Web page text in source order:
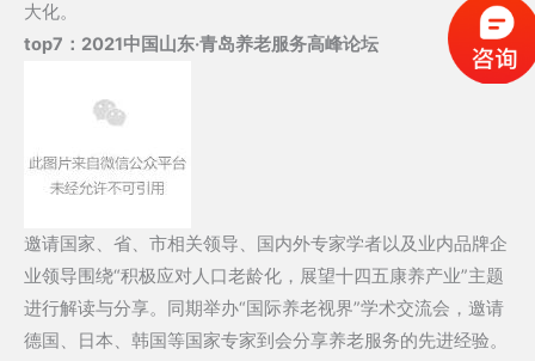
大化。
top7： 2021中国山东·青岛养老服务高峰论坛
邀请国家、省、市相关领导、国内外专家学者以及业内品牌企
业领导围绕“积极应对人口老龄化，展望十四五康养产业”主题
进行解读与分享。同期举办“国际养老视界”学术交流会，邀请
德国、日本、韩国等国家专家到会分享养老服务的先进经验。